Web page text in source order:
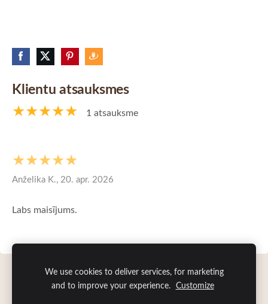
Klientu atsauksmes
★★★★★ 1 atsauksme
★★★★★
Anželika K., 20. apr. 2026
Labs maisījums.
Sīkdatnes
We use cookies to deliver services, for marketing
and to improve your experience. Customize